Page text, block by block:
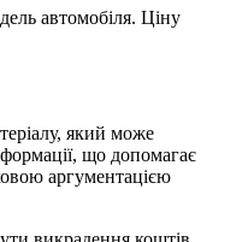
автомобіля. Ціну
який може
що допомагає
аргументацією